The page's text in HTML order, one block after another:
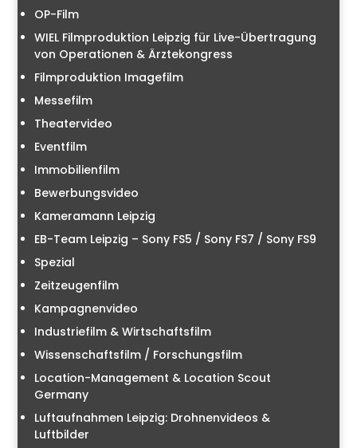
OP-Film
WIEL Filmproduktion Leipzig für Live-Übertragung
von Operationen & Ärztekongress
Filmproduktion Imagefilm
Messefilm
Theatervideo
Eventfilm
Immobilienfilm
Bewerbungsvideo
Kameramann Leipzig
EB-Team Leipzig – Sony FS5 / Sony FS7 / Sony FS9
Spezial
Zeitzeugenfilm
Kampagnenvideo
Industriefilm & Wirtschaftsfilm
Wissenschaftsfilm / Forschungsfilm
Location-Management & Location Scout
Germany
Luftaufnahmen Leipzig: Drohnenvideos &
Luftbilder